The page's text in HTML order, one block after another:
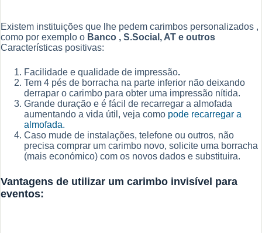
Existem instituições que lhe pedem carimbos personalizados ,
como por exemplo o Banco , S.Social, AT e outros
Características positivas:
Facilidade e qualidade de impressão.
Tem 4 pés de borracha na parte inferior não deixando
derrapar o carimbo para obter uma impressão nítida.
Grande duração e é fácil de recarregar a almofada
aumentando a vida útil, veja como pode recarregar a
almofada.
Caso mude de instalações, telefone ou outros, não
precisa comprar um carimbo novo, solicite uma borracha
(mais económico) com os novos dados e substituira.
Vantagens de utilizar um carimbo invisível para
eventos: